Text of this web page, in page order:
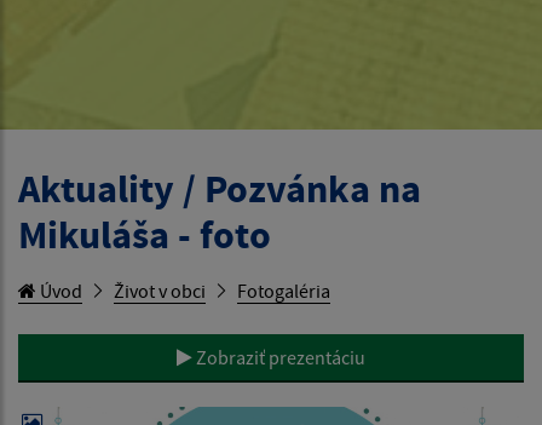
Aktuality / Pozvánka na
Mikuláša - foto
Úvod Život v obci Fotogaléria
Zobraziť prezentáciu